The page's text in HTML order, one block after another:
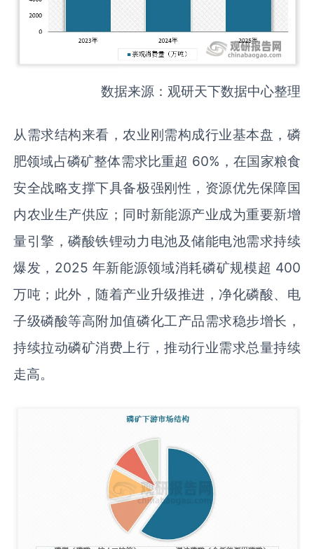
数据来源：观研天下数据中心整理
从需求结构来看，农业刚需构成行业基本盘，磷
肥领域占磷矿整体需求比重超 60%，在国家粮食
安全战略支撑下具备极强刚性，资源优先保障国
内农业生产供应；同时新能源产业成为重要新增
量引擎，磷酸铁锂动力电池及储能电池需求持续
爆发，2025 年新能源领域消耗磷矿规模超 400
万吨；此外，随着产业升级推进，净化磷酸、电
子级磷酸等高附加值磷化工产品需求稳步增长，
持续拉动磷矿消费上行，推动行业需求总量持续
走高。